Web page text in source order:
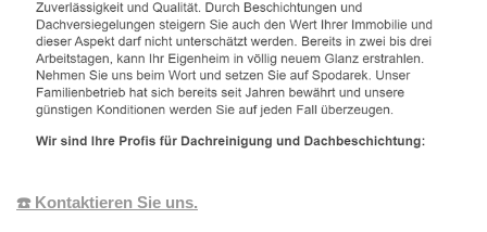
☎️ Kontaktieren Sie uns.